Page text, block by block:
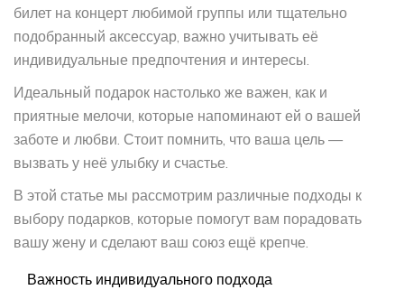
билет на концерт любимой группы или тщательно
подобранный аксессуар, важно учитывать её
индивидуальные предпочтения и интересы.
Идеальный подарок настолько же важен, как и
приятные мелочи, которые напоминают ей о вашей
заботе и любви. Стоит помнить, что ваша цель —
вызвать у неё улыбку и счастье.
В этой статье мы рассмотрим различные подходы к
выбору подарков, которые помогут вам порадовать
вашу жену и сделают ваш союз ещё крепче.
Важность индивидуального подхода